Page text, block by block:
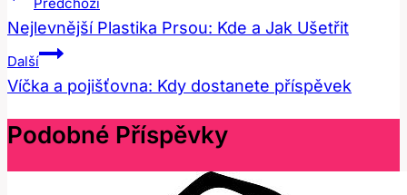
Pro
Příspěvek
Předchozí
Nejlevnější Plastika Prsou: Kde a Jak Ušetřit
Další
Víčka a pojišťovna: Kdy dostanete příspěvek
Podobné Příspěvky